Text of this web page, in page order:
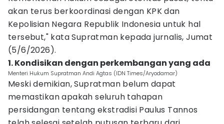
akan terus berkoordinasi dengan KPK dan
Kepolisian Negara Republik Indonesia untuk hal
tersebut," kata Supratman kepada jurnalis, Jumat
(5/6/2026).
1. Kondisikan dengan perkembangan yang ada
Menteri Hukum Supratman Andi Agtas (IDN Times/Aryodamar)
Meski demikian, Supratman belum dapat
memastikan apakah seluruh tahapan
persidangan tentang ekstradisi Paulus Tannos